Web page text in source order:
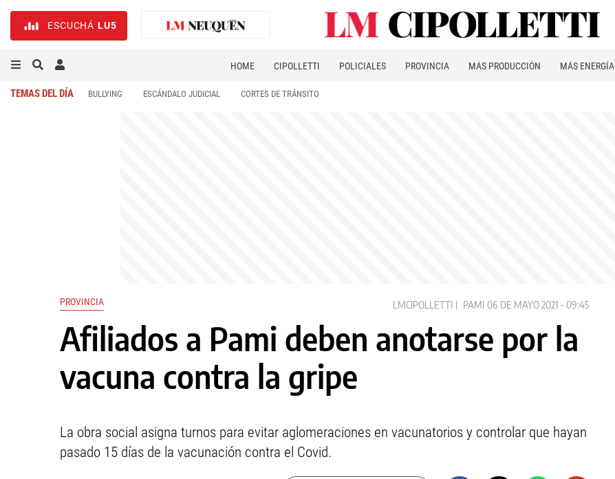
ESCUCHÁ LU5
HOME CIPOLLETTI POLICIALES PROVINCIA MÁS PRODUCCIÓN MÁS ENERGÍA
TEMAS DEL DÍA BULLYING ESCÁNDALO JUDICIAL CORTES DE TRÁNSITO
PROVINCIA LMCIPOLLETTI PAMI 06 DE MAYO 2021 - 09:45
Afiliados a Pami deben anotarse por la
vacuna contra la gripe
La obra social asigna turnos para evitar aglomeraciones en vacunatorios y controlar que hayan
pasado 15 días de la vacunación contra el Covid.